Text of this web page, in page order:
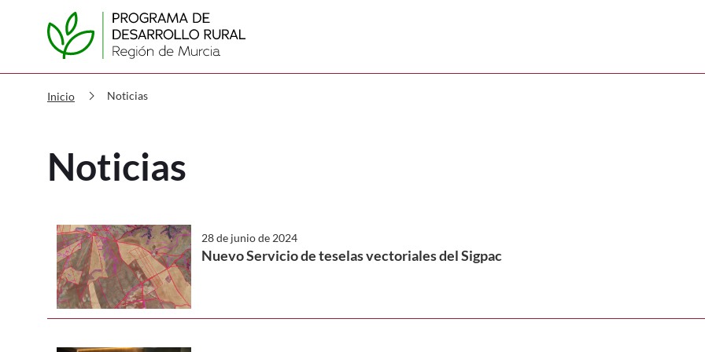
PDR Noticias
Inicio chevron_right Noticias
Noticias
28 de junio de 2024
Nuevo Servicio de teselas vectoriales del Sigpac